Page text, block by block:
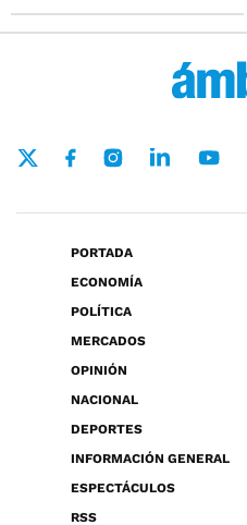
PORTADA
ECONOMÍA
POLÍTICA
MERCADOS
OPINIÓN
NACIONAL
DEPORTES
INFORMACIÓN GENERAL
ESPECTÁCULOS
RSS